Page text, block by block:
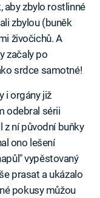
aby zbylo rostlinné
zbylou (buněk
živočichů. A
začaly po
srdce samotné!
i orgány již
odebral sérii
z ní původní buňky
ono lešení
vypěstovaný
prasat a ukázalo
pokusy můžou